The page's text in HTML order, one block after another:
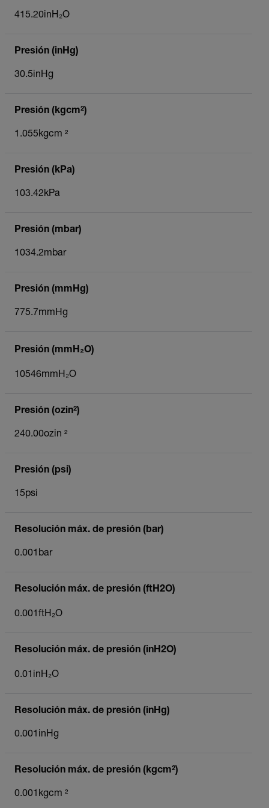
415.20inH₂O
Presión (inHg)
30.5inHg
Presión (kgcm²)
1.055kgcm ²
Presión (kPa)
103.42kPa
Presión (mbar)
1034.2mbar
Presión (mmHg)
775.7mmHg
Presión (mmH₂O)
10546mmH₂O
Presión (ozin²)
240.00ozin ²
Presión (psi)
15psi
Resolución máx. de presión (bar)
0.001bar
Resolución máx. de presión (ftH2O)
0.001ftH₂O
Resolución máx. de presión (inH2O)
0.01inH₂O
Resolución máx. de presión (inHg)
0.001inHg
Resolución máx. de presión (kgcm²)
0.001kgcm ²